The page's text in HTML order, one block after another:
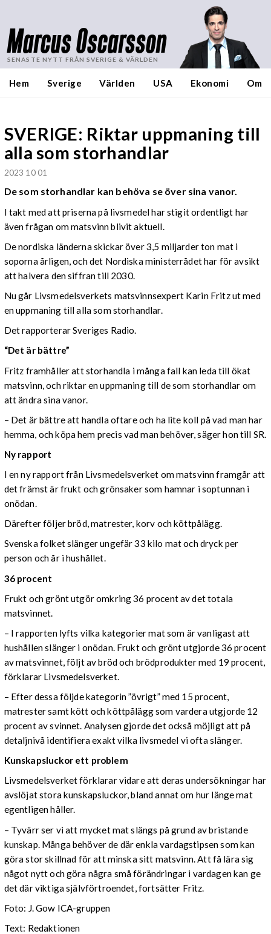
Marcus Oscarsson
SENASTE NYTT FRÅN SVERIGE & VÄRLDEN
Hem Sverige Världen USA Ekonomi Om
SVERIGE: Riktar uppmaning till
alla som storhandlar
2023 10 01
De som storhandlar kan behöva se över sina vanor.
I takt med att priserna på livsmedel har stigit ordentligt har
även frågan om matsvinn blivit aktuell.
De nordiska länderna skickar över 3,5 miljarder ton mat i
soporna årligen, och det Nordiska ministerrådet har för avsikt
att halvera den siffran till 2030.
Nu går Livsmedelsverkets matsvinnsexpert Karin Fritz ut med
en uppmaning till alla som storhandlar.
Det rapporterar Sveriges Radio.
“Det är bättre”
Fritz framhåller att storhandla i många fall kan leda till ökat
matsvinn, och riktar en uppmaning till de som storhandlar om
att ändra sina vanor.
– Det är bättre att handla oftare och ha lite koll på vad man har
hemma, och köpa hem precis vad man behöver, säger hon till SR.
Ny rapport
I en ny rapport från Livsmedelsverket om matsvinn framgår att
det främst är frukt och grönsaker som hamnar i soptunnan i
onödan.
Därefter följer bröd, matrester, korv och köttpålägg.
Svenska folket slänger ungefär 33 kilo mat och dryck per
person och år i hushållet.
36 procent
Frukt och grönt utgör omkring 36 procent av det totala
matsvinnet.
– I rapporten lyfts vilka kategorier mat som är vanligast att
hushållen slänger i onödan. Frukt och grönt utgjorde 36 procent
av matsvinnet, följt av bröd och brödprodukter med 19 procent,
förklarar Livsmedelsverket.
– Efter dessa följde kategorin ”övrigt” med 15 procent,
matrester samt kött och köttpålägg som vardera utgjorde 12
procent av svinnet. Analysen gjorde det också möjligt att på
detaljnivå identifiera exakt vilka livsmedel vi ofta slänger.
Kunskapsluckor ett problem
Livsmedelsverket förklarar vidare att deras undersökningar har
avslöjat stora kunskapsluckor, bland annat om hur länge mat
egentligen håller.
– Tyvärr ser vi att mycket mat slängs på grund av bristande
kunskap. Många behöver de där enkla vardagstipsen som kan
göra stor skillnad för att minska sitt matsvinn. Att få lära sig
något nytt och göra några små förändringar i vardagen kan ge
det där viktiga självförtroendet, fortsätter Fritz.
Foto: J. Gow ICA-gruppen
Text: Redaktionen